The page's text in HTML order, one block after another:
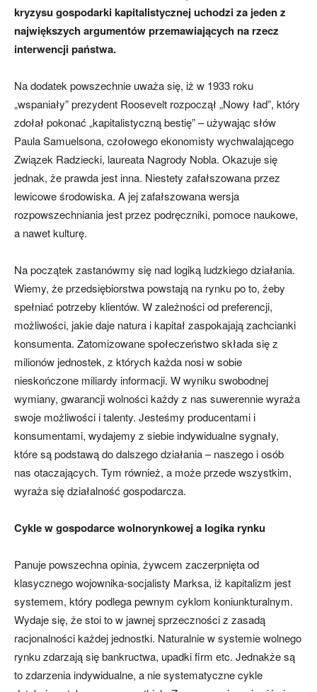
kryzysu gospodarki kapitalistycznej uchodzi za jeden z
największych argumentów przemawiających na rzecz
interwencji państwa.
Na dodatek powszechnie uważa się, iż w 1933 roku
„wspaniały” prezydent Roosevelt rozpoczął „Nowy ład”, który
zdołał pokonać „kapitalistyczną bestię” – używając słów
Paula Samuelsona, czołowego ekonomisty wychwalającego
Związek Radziecki, laureata Nagrody Nobla. Okazuje się
jednak, że prawda jest inna. Niestety zafałszowana przez
lewicowe środowiska. A jej zafałszowana wersja
rozpowszechniania jest przez podręczniki, pomoce naukowe,
a nawet kulturę.
Na początek zastanówmy się nad logiką ludzkiego działania.
Wiemy, że przedsiębiorstwa powstają na rynku po to, żeby
spełniać potrzeby klientów. W zależności od preferencji,
możliwości, jakie daje natura i kapitał zaspokajają zachcianki
konsumenta. Zatomizowane społeczeństwo składa się z
milionów jednostek, z których każda nosi w sobie
nieskończone miliardy informacji. W wyniku swobodnej
wymiany, gwarancji wolności każdy z nas suwerennie wyraża
swoje możliwości i talenty. Jesteśmy producentami i
konsumentami, wydajemy z siebie indywidualne sygnały,
które są podstawą do dalszego działania – naszego i osób
nas otaczających. Tym również, a może przede wszystkim,
wyraża się działalność gospodarcza.
Cykle w gospodarce wolnorynkowej a logika rynku
Panuje powszechna opinia, żywcem zaczerpnięta od
klasycznego wojownika-socjalisty Marksa, iż kapitalizm jest
systemem, który podlega pewnym cyklom koniunkturalnym.
Wydaje się, że stoi to w jawnej sprzeczności z zasadą
racjonalności każdej jednostki. Naturalnie w systemie wolnego
rynku zdarzają się bankructwa, upadki firm etc. Jednakże są
to zdarzenia indywidualne, a nie systematyczne cykle